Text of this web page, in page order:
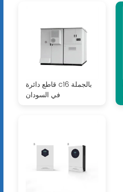
قاطع دائرة c16 بالجملة
في السودان